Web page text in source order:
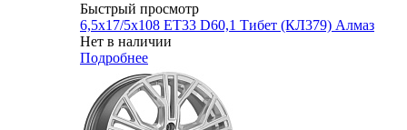
Быстрый просмотр
6,5x17/5x108 ET33 D60,1 Тибет (КЛ379) Алмаз
Нет в наличии
Подробнее